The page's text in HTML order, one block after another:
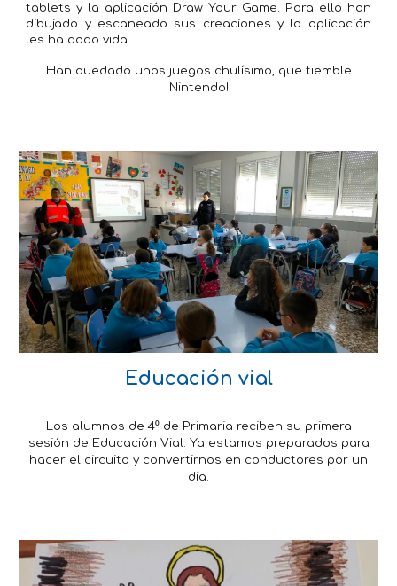
tablets y la aplicación Draw Your Game. Para ello han
dibujado y escaneado sus creaciones y la aplicación
les ha dado vida.
Han quedado unos juegos chulísimo, que tiemble
Nintendo!
Educación vial
Los alumnos de 4⁰ de Primaria reciben su primera
sesión de Educación Vial. Ya estamos preparados para
hacer el circuito y convertirnos en conductores por un
día.